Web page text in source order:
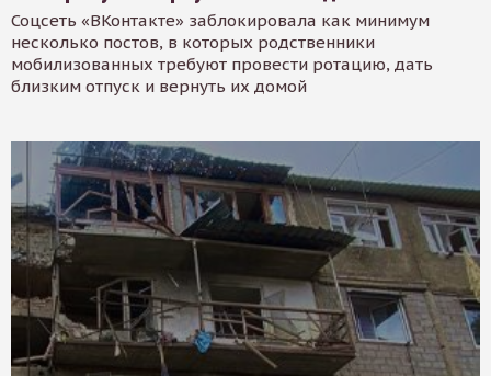
Соцсеть «ВКонтакте» заблокировала как минимум
несколько постов, в которых родственники
мобилизованных требуют провести ротацию, дать
близким отпуск и вернуть их домой